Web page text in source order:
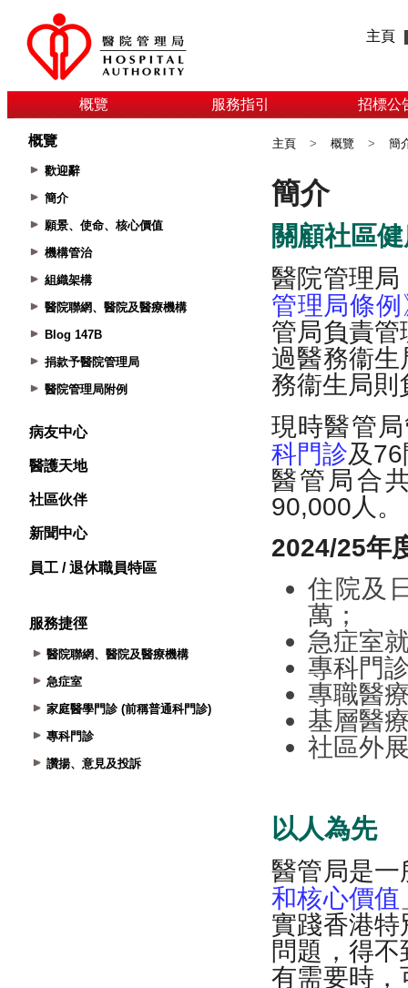
主頁
概覽 服務指引 招標公
概覽
歡迎辭
簡介
願景、使命、核心價值
機構管治
組織架構
醫院聯網、醫院及醫療機構
Blog 147B
捐款予醫院管理局
醫院管理局附例
病友中心
醫護天地
社區伙伴
新聞中心
員工 / 退休職員特區
服務捷徑
醫院聯網、醫院及醫療機構
急症室
家庭醫學門診 (前稱普通科門診)
專科門診
讚揚、意見及投訴
主頁 > 概覽 > 簡